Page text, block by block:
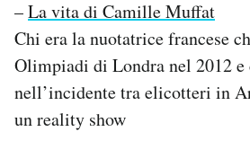
–La vita di Camille Muffat
Chi era la nuotatrice francese
Olimpiadi di Londra nel 2012 e
nell’incidente tra elicotteri in
un reality show